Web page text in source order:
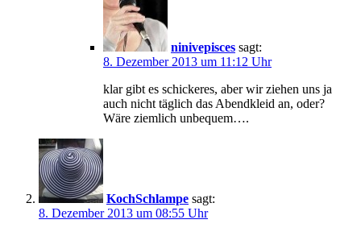
ninivepisces sagt:
8. Dezember 2013 um 11:12 Uhr
klar gibt es schickeres, aber wir ziehen uns ja
auch nicht täglich das Abendkleid an, oder?
Wäre ziemlich unbequem….
KochSchlampe sagt:
8. Dezember 2013 um 08:55 Uhr